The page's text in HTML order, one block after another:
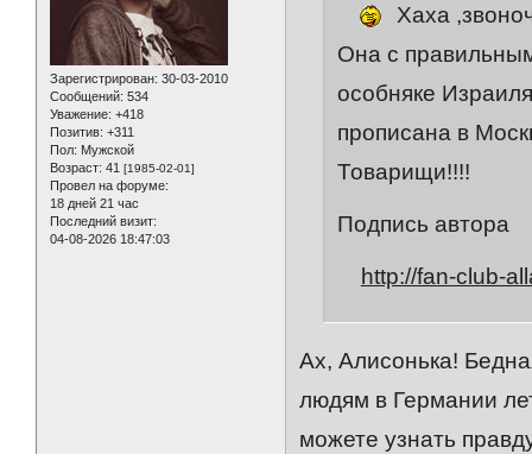
Зарегистрирован: 30-03-2010
Сообщений: 534
Уважение: +418
Позитив: +311
Пол: Мужской
Возраст: 41 [1985-02-01]
Провел на форуме:
18 дней 21 час
Последний визит:
04-08-2026 18:47:03
Хаха
Она с
особняке
прописана в
Товарищи!!!!
Подпись автора
http://fan-club-
Ах, Алисонька!
людям в Германии
можете узнать